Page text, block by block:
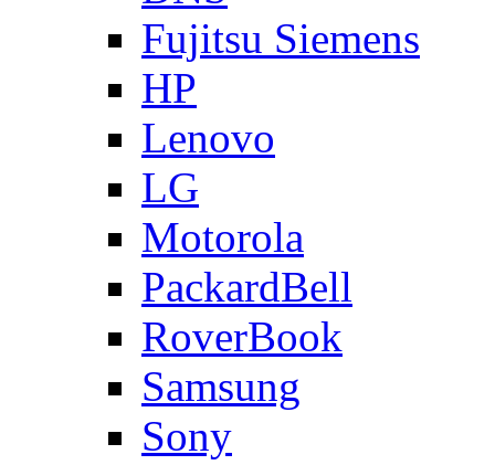
Fujitsu Siemens
HP
Lenovo
LG
Motorola
PackardBell
RoverBook
Samsung
Sony